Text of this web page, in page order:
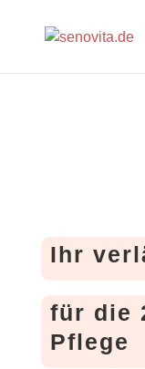
Ihr
für die
Pflege